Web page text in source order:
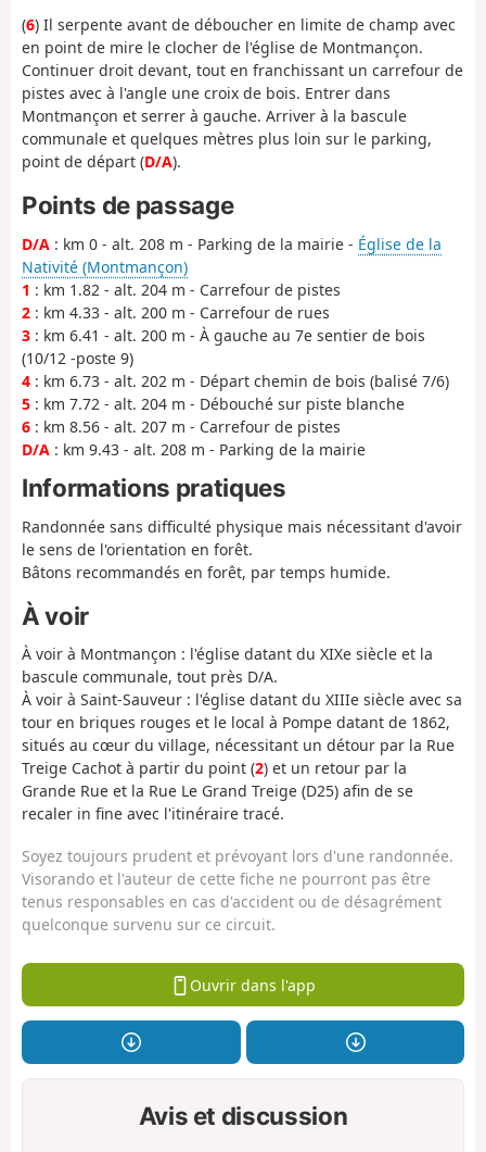
(6) Il serpente avant de déboucher en limite de champ avec
en point de mire le clocher de l'église de Montmançon.
Continuer droit devant, tout en franchissant un carrefour de
pistes avec à l'angle une croix de bois. Entrer dans
Montmançon et serrer à gauche. Arriver à la bascule
communale et quelques mètres plus loin sur le parking,
point de départ (D/A).
Points de passage
D/A : km 0 - alt. 208 m - Parking de la mairie - Église de la
Nativité (Montmançon)
1 : km 1.82 - alt. 204 m - Carrefour de pistes
2 : km 4.33 - alt. 200 m - Carrefour de rues
3 : km 6.41 - alt. 200 m - À gauche au 7e sentier de bois
(10/12 -poste 9)
4 : km 6.73 - alt. 202 m - Départ chemin de bois (balisé 7/6)
5 : km 7.72 - alt. 204 m - Débouché sur piste blanche
6 : km 8.56 - alt. 207 m - Carrefour de pistes
D/A : km 9.43 - alt. 208 m - Parking de la mairie
Informations pratiques
Randonnée sans difficulté physique mais nécessitant d'avoir
le sens de l'orientation en forêt.
Bâtons recommandés en forêt, par temps humide.
À voir
À voir à Montmançon : l'église datant du XIXe siècle et la
bascule communale, tout près D/A.
À voir à Saint-Sauveur : l'église datant du XIIIe siècle avec sa
tour en briques rouges et le local à Pompe datant de 1862,
situés au cœur du village, nécessitant un détour par la Rue
Treige Cachot à partir du point (2) et un retour par la
Grande Rue et la Rue Le Grand Treige (D25) afin de se
recaler in fine avec l'itinéraire tracé.
Soyez toujours prudent et prévoyant lors d'une randonnée.
Visorando et l'auteur de cette fiche ne pourront pas être
tenus responsables en cas d'accident ou de désagrément
quelconque survenu sur ce circuit.
Ouvrir dans l'app
Avis et discussion